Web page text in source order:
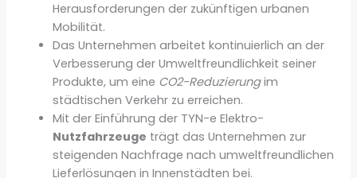
Herausforderungen der zukünftigen urbanen
Mobilität.
Das Unternehmen arbeitet kontinuierlich an der
Verbesserung der Umweltfreundlichkeit seiner
Produkte, um eine CO2-Reduzierungim
städtischen Verkehr zu erreichen.
Mit der Einführung der TYN-e Elektro-
Nutzfahrzeuge trägt das Unternehmen zur
steigenden Nachfrage nach umweltfreundlichen
Lieferlösungen in Innenstädten bei.